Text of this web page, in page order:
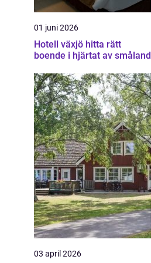
01 juni 2026
Hotell växjö hitta rätt
boende i hjärtat av småland
03 april 2026